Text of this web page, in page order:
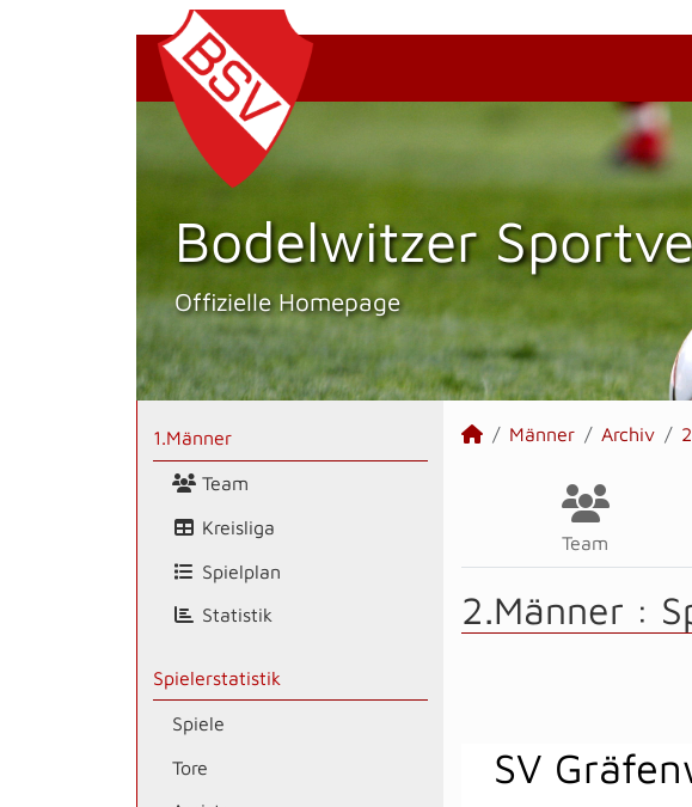
Bodelwitzer
Offizielle Homepage
1.Männer
Team
Kreisliga
Spielplan
Statistik
Spielerstatistik
Spiele
Tore
Männer Archiv
Team
2.Männer :
SV